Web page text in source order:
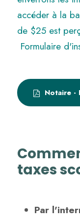
accéder à la
de $25 est
Formulaire
Notaire -
taxes
Par